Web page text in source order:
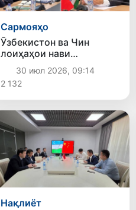
Сармояҳо
Ӯзбекистон ва Чин
лоиҳаҳои нави
сармоягузориро дар
соҳаи сохтмон баррасӣ
карданд
30 июл 2026, 09:14
2 132
Нақлиёт